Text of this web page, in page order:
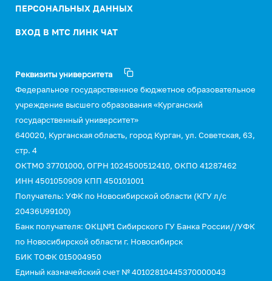
ПЕРСОНАЛЬНЫХ ДАННЫХ
ВХОД В МТС ЛИНК ЧАТ
Реквизиты университета
Федеральное государственное бюджетное образовательное
учреждение высшего образования «Курганский
государственный университет»
640020, Курганская область, город Курган, ул. Советская, 63,
стр. 4
ОКТМО 37701000, ОГРН 1024500512410, ОКПО 41287462
ИНН 4501050909 КПП 450101001
Получатель: УФК по Новосибирской области (КГУ л/с
20436U99100)
Банк получателя: ОКЦ№1 Сибирского ГУ Банка России//УФК
по Новосибирской области г. Новосибирск
БИК ТОФК 015004950
Единый казначейский счет № 40102810445370000043